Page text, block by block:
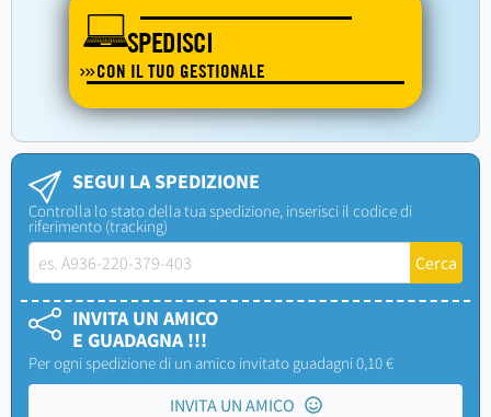
SPEDISCI
CON IL TUO GESTIONALE
SEGUI LA SPEDIZIONE
Controlla lo stato della tua spedizione, inserisci il codice di
riferimento (tracking)
INVITA UN AMICO
E GUADAGNA !!!
Per ogni spedizione di un amico invitato guadagni 0,10 €
INVITA UN AMICO